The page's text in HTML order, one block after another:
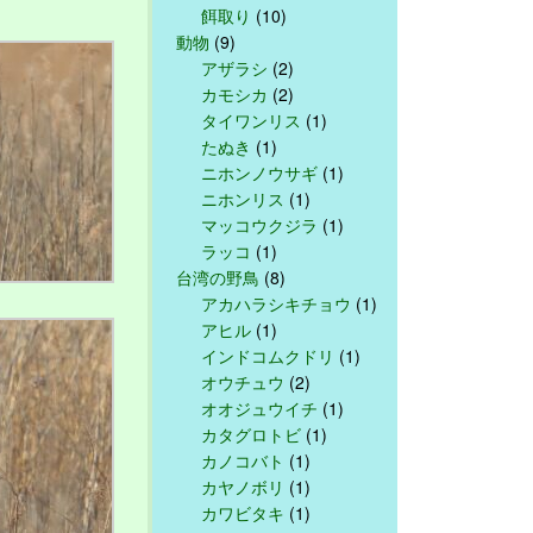
餌取り (10)
動物 (9)
アザラシ (2)
カモシカ (2)
タイワンリス (1)
たぬき (1)
ニホンノウサギ (1)
ニホンリス (1)
マッコウクジラ (1)
ラッコ (1)
台湾の野鳥 (8)
アカハラシキチョウ (1)
アヒル (1)
インドコムクドリ (1)
オウチュウ (2)
オオジュウイチ (1)
カタグロトビ (1)
カノコバト (1)
カヤノボリ (1)
カワビタキ (1)